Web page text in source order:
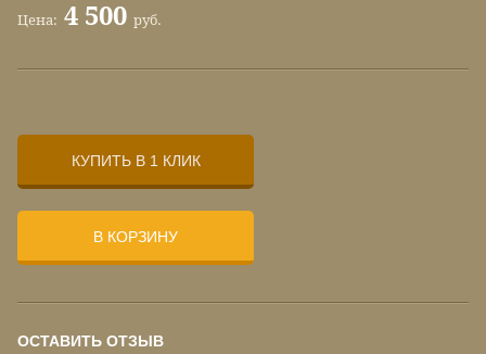
Цена: 4 500 руб.
КУПИТЬ В 1 КЛИК
В КОРЗИНУ
ОСТАВИТЬ ОТЗЫВ